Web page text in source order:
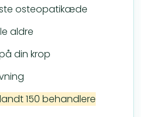
osteopatikæde
aldre
din krop
150 behandlere